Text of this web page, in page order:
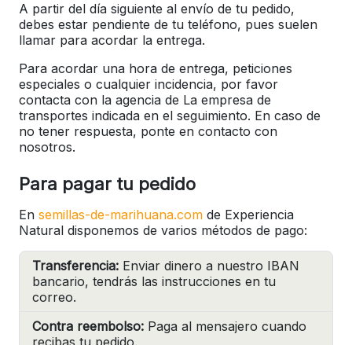
A partir del día siguiente al envío de tu pedido,
debes estar pendiente de tu teléfono, pues suelen
llamar para acordar la entrega.
Para acordar una hora de entrega, peticiones
especiales o cualquier incidencia, por favor
contacta con la agencia de La empresa de
transportes indicada en el seguimiento. En caso de
no tener respuesta, ponte en contacto con
nosotros.
Para pagar tu pedido
En semillas-de-marihuana.com de Experiencia
Natural disponemos de varios métodos de pago:
Transferencia: Enviar dinero a nuestro IBAN
bancario, tendrás las instrucciones en tu
correo.
Contra reembolso: Paga al mensajero cuando